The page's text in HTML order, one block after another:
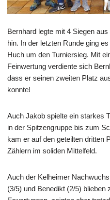
Bernhard legte mit 4 Siegen
hin. In der letzten Runde ging
Huch um den Turniersieg. Mit
Feinwertung verdiente sich
dass er seinen zweiten Platz
konnte!
Auch Jakob spielte ein starkes
in der Spitzengruppe bis zum
kam er auf den geteilten dritten
Zählern im soliden Mittelfeld.
Auch der Kelheimer
(3/5) und Benedikt (2/5) blieben